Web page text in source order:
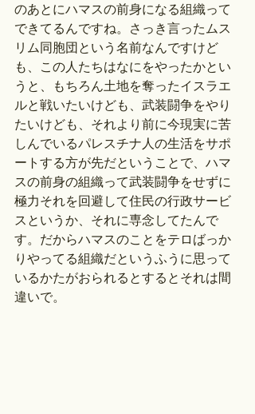
のあとにハマスの前身になる組織って
できてるんですね。さっき言ったムス
リム同胞団という名前なんですけど
も、この人たちはなにをやったかとい
うと、もちろん土地を奪ったイスラエ
ルと戦いたいけども、武装闘争をやり
たいけども、それより前に今現実に苦
しんでいるパレスチナ人の生活をサポ
ートする方が先だということで、ハマ
スの前身の組織って武装闘争をせずに
極力それを回避して住民の行政サービ
スというか、それに専念してたんで
す。だからハマスのことをテロばっか
りやってる組織だというふうに思って
いるかたがおられるとするとそれは間
違いで。